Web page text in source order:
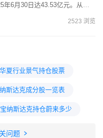
年6月30日达43.53亿元。从历
2523 浏览
华夏行业景气持仓股票
纳斯达克成分股一览表
纳斯达克持仓蔚来多少
克第一持仓是哪支股票
问题